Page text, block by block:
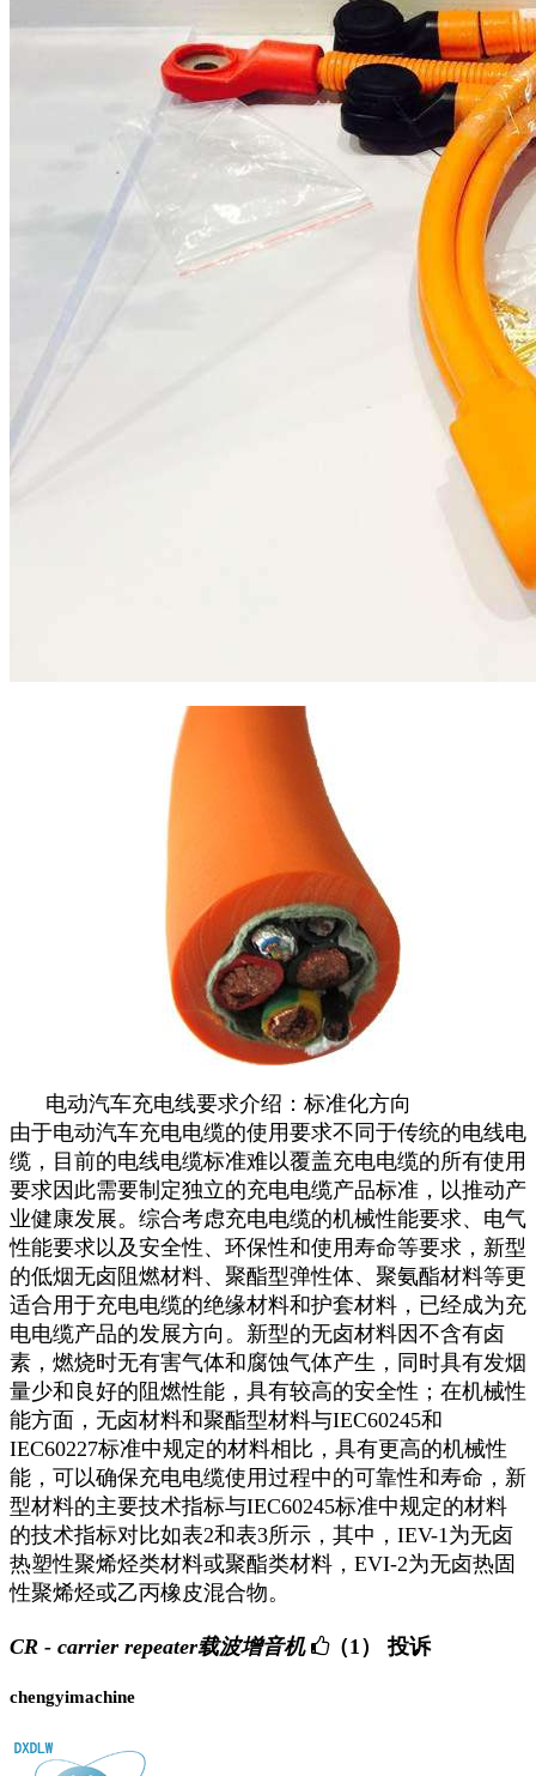
电动汽车充电线要求介绍：标准化方向
由于电动汽车充电电缆的使用要求不同于传统的电线电
缆，目前的电线电缆标准难以覆盖充电电缆的所有使用
要求因此需要制定独立的充电电缆产品标准，以推动产
业健康发展。综合考虑充电电缆的机械性能要求、电气
性能要求以及安全性、环保性和使用寿命等要求，新型
的低烟无卤阻燃材料、聚酯型弹性体、聚氨酯材料等更
适合用于充电电缆的绝缘材料和护套材料，已经成为充
电电缆产品的发展方向。新型的无卤材料因不含有卤
素，燃烧时无有害气体和腐蚀气体产生，同时具有发烟
量少和良好的阻燃性能，具有较高的安全性；在机械性
能方面，无卤材料和聚酯型材料与IEC60245和
IEC60227标准中规定的材料相比，具有更高的机械性
能，可以确保充电电缆使用过程中的可靠性和寿命，新
型材料的主要技术指标与IEC60245标准中规定的材料
的技术指标对比如表2和表3所示，其中，IEV-1为无卤
热塑性聚烯烃类材料或聚酯类材料，EVI-2为无卤热固
性聚烯烃或乙丙橡皮混合物。
CR - carrier repeater载波增音机 （1） 投诉
chengyimachine